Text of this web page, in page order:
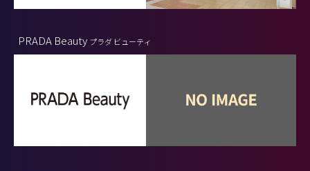
PRADA Beauty プラダ ビューティ